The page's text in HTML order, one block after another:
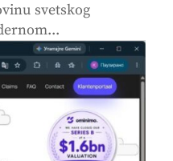
svetskog